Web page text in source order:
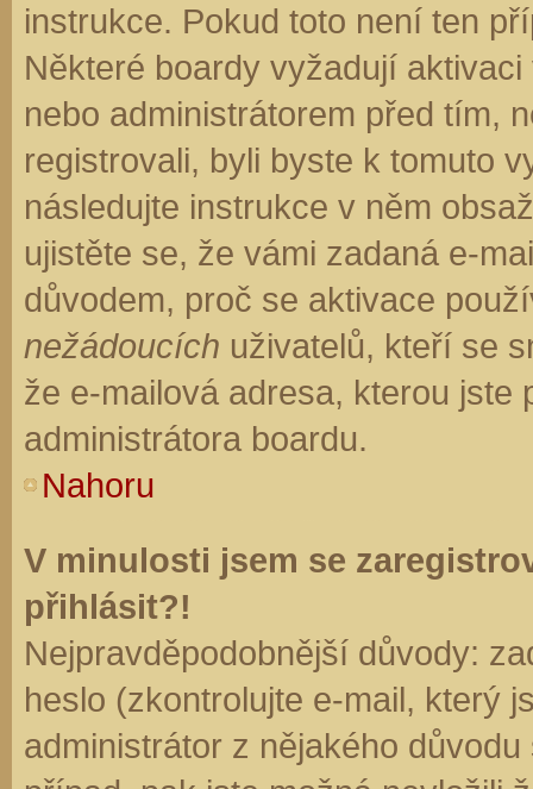
instrukce. Pokud toto není ten
Některé boardy vyžadují
nebo administrátorem před tím,
registrovali, byli byste k tomuto
následujte instrukce v něm
ujistěte se, že vámi zadaná e-
důvodem, proč se aktivace
nežádoucích uživatelů, kteří se
že e-mailová adresa, kterou jste
administrátora boardu.
Nahoru
V minulosti jsem se
přihlásit?!
Nejpravděpodobnější důvody:
heslo (zkontrolujte e-mail, který
administrátor z nějakého